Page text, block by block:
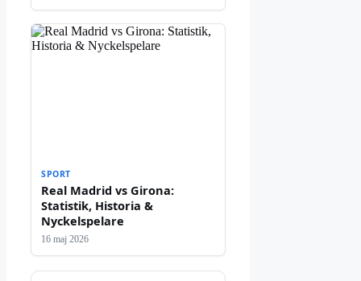
SPORT
Real Madrid vs Girona:
Statistik, Historia &
Nyckelspelare
16 maj 2026